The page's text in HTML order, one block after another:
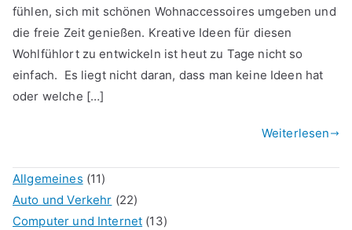
fühlen, sich mit schönen Wohnaccessoires umgeben und
die freie Zeit genießen. Kreative Ideen für diesen
Wohlfühlort zu entwickeln ist heut zu Tage nicht so
einfach. Es liegt nicht daran, dass man keine Ideen hat
oder welche […]
Weiterlesen
Allgemeines (11)
Auto und Verkehr (22)
Computer und Internet (13)